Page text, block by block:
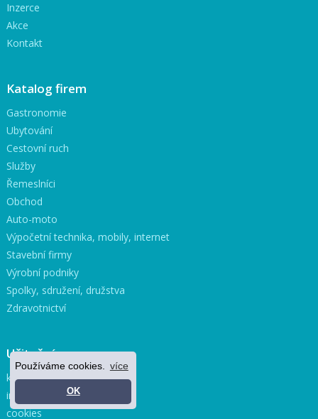
Používáme cookies. více
OK
Inzerce
Akce
Kontakt
Katalog firem
Gastronomie
Ubytování
Cestovní ruch
Služby
Řemeslníci
Obchod
Auto-moto
Výpočetní technika, mobily, internet
Stavební firmy
Výrobní podniky
Spolky, sdružení, družstva
Zdravotnictví
Užitečné
kontakty Městský úřad
informace o serveru
cookies